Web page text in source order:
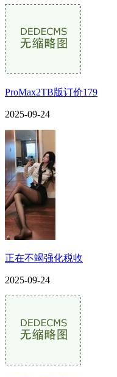
ProMax2TB版订价179
2025-09-24
正在不竭强化税收
2025-09-24